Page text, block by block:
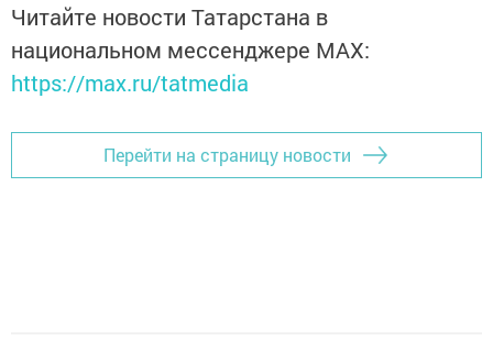
Читайте новости Татарстана в
национальном мессенджере MАХ:
https://max.ru/tatmedia
Перейти на страницу новости